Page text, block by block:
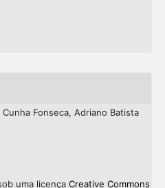
Fonseca, Adriano Batista
uma licença Creative Commons